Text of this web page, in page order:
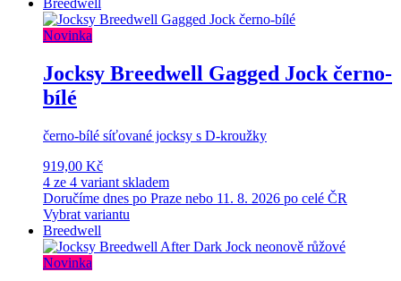
Novinka
Jocksy Breedwell Gagged Jock černo-
bílé
černo-bílé síťované jocksy s D-kroužky
919,00 Kč
4 ze 4 variant skladem
Doručíme dnes po Praze nebo 11. 8. 2026 po celé ČR
Vybrat variantu
Breedwell
Novinka